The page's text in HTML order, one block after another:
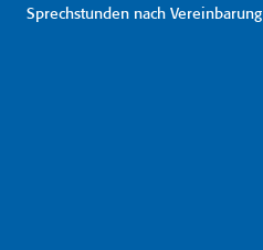
Sprechstunden nach Vereinbarung